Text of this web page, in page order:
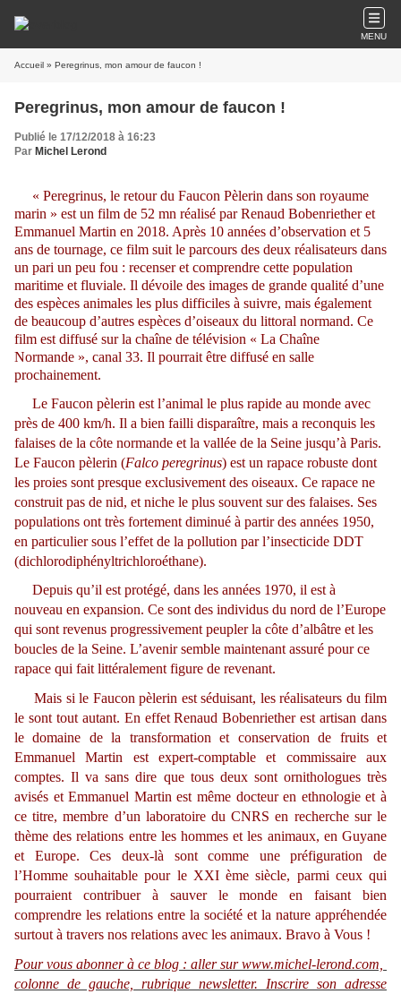
MENU
Accueil » Peregrinus, mon amour de faucon !
Peregrinus, mon amour de faucon !
Publié le 17/12/2018 à 16:23
Par Michel Lerond
« Peregrinus, le retour du Faucon Pèlerin dans son royaume
marin » est un film de 52 mn réalisé par Renaud Bobenriether et
Emmanuel Martin en 2018. Après 10 années d’observation et 5
ans de tournage, ce film suit le parcours des deux réalisateurs dans
un pari un peu fou : recenser et comprendre cette population
maritime et fluviale. Il dévoile des images de grande qualité d’une
des espèces animales les plus difficiles à suivre, mais également
de beaucoup d’autres espèces d’oiseaux du littoral normand. Ce
film est diffusé sur la chaîne de télévision « La Chaîne
Normande », canal 33. Il pourrait être diffusé en salle
prochainement.
Le Faucon pèlerin est l’animal le plus rapide au monde avec
près de 400 km/h. Il a bien failli disparaître, mais a reconquis les
falaises de la côte normande et la vallée de la Seine jusqu’à Paris.
Le Faucon pèlerin (Falco peregrinus) est un rapace robuste dont
les proies sont presque exclusivement des oiseaux. Ce rapace ne
construit pas de nid, et niche le plus souvent sur des falaises. Ses
populations ont très fortement diminué à partir des années 1950,
en particulier sous l’effet de la pollution par l’insecticide DDT
(dichlorodiphényltrichloroéthane).
Depuis qu’il est protégé, dans les années 1970, il est à
nouveau en expansion. Ce sont des individus du nord de l’Europe
qui sont revenus progressivement peupler la côte d’albâtre et les
boucles de la Seine. L’avenir semble maintenant assuré pour ce
rapace qui fait littéralement figure de revenant.
Mais si le Faucon pèlerin est séduisant, les réalisateurs du film
le sont tout autant. En effet Renaud Bobenriether est artisan dans
le domaine de la transformation et conservation de fruits et
Emmanuel Martin est expert-comptable et commissaire aux
comptes. Il va sans dire que tous deux sont ornithologues très
avisés et Emmanuel Martin est même docteur en ethnologie et à
ce titre, membre d’un laboratoire du CNRS en recherche sur le
thème des relations entre les hommes et les animaux, en Guyane
et Europe. Ces deux-là sont comme une préfiguration de
l’Homme souhaitable pour le XXI ème siècle, parmi ceux qui
pourraient contribuer à sauver le monde en faisant bien
comprendre les relations entre la société et la nature appréhendée
surtout à travers nos relations avec les animaux. Bravo à Vous !
Pour vous abonner à ce blog : aller sur www.michel-lerond.com,
colonne de gauche, rubrique newsletter. Inscrire son adresse